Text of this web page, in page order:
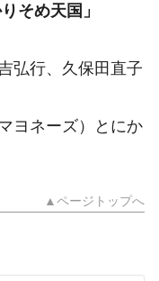
そめ天国」
弘行、久保田直子
ヨネーズ）とにか
▲ページトップへ